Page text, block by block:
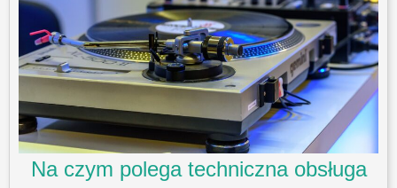
Na czym polega techniczna obsługa